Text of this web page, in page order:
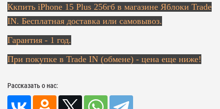
Ккпить iPhone 15 Plus 256гб в магазине Яблоки Trade
IN. Бесплатная доставка или самовывоз.
Гарантия - 1 год.
При покупке в Trade IN (обмене) - цена еще ниже!
Рассказать о нас: